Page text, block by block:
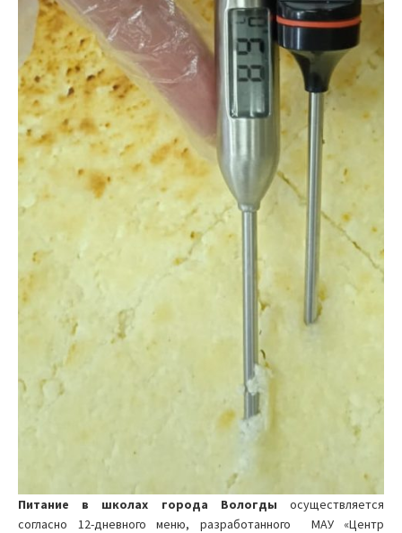
Питание в школах города Вологды осуществляется
согласно 12-дневного меню, разработанного МАУ «Центр